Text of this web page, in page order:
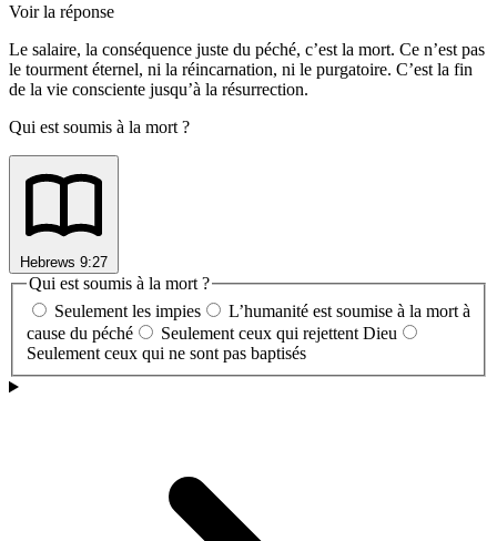
Voir la réponse
Le salaire, la conséquence juste du péché, c’est la mort. Ce n’est pas
le tourment éternel, ni la réincarnation, ni le purgatoire. C’est la fin
de la vie consciente jusqu’à la résurrection.
Qui est soumis à la mort ?
Hebrews 9:27
Qui est soumis à la mort ?
Seulement les impies
L’humanité est soumise à la mort à
cause du péché
Seulement ceux qui rejettent Dieu
Seulement ceux qui ne sont pas baptisés